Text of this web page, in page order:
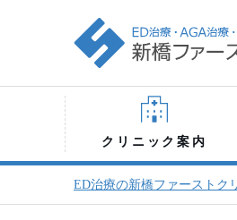
クリニック案内
ED治療の新橋ファーストク